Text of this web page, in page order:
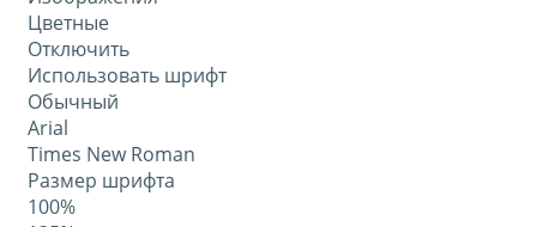
Цветные
Отключить
Использовать шрифт
Обычный
Arial
Times New Roman
Размер шрифта
100%